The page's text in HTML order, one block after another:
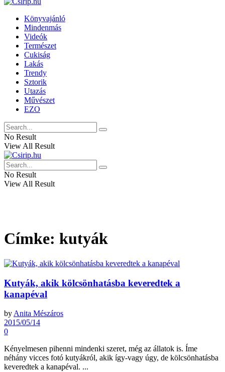
Könyvajánló
Mindenmás
Videók
Természet
Cukiság
Lakás
Trendy
Sztorik
Utazás
Művészet
EZO
No Result
View All Result
No Result
View All Result
Címke: kutyák
Kutyák, akik kölcsönhatásba keveredtek a
kanapéval
by Anita Mészáros
2015/05/14
0
Kényelmesen pihenni mindenki szeret, még az állatok is. Íme
néhány vicces fotó kutyákról, akik így-vagy úgy, de kölcsönhatásba
keveredtek a kanapéval. ...